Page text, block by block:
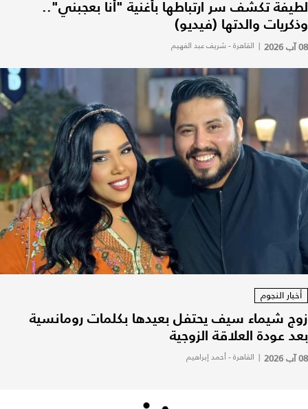
لطيفة تكشف سر ارتباطها بأغنية "أنا بعجبني"..
وذكريات والدتها (فيديو)
08 آب 2026 | القاهرة - شريف عبد الفهيم
أخبار النجوم
زوج شيماء سيف يحتفل بعيدها بكلمات رومانسية
بعد عودة العلاقة الزوجية
08 آب 2026 | القاهرة - أحمد إبراهيم